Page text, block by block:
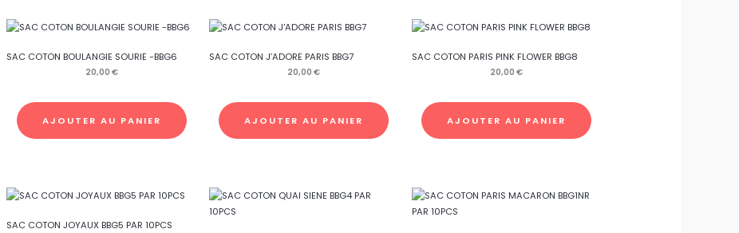
SAC COTON BOULANGIE SOURIE -BBG6
20,00 €
AJOUTER AU PANIER
SAC COTON J’ADORE PARIS BBG7
20,00€
AJOUTER AU PANIER
SAC COTON PARIS PINK FLOWER BBG8
20,00€
AJOUTER AU PANIER
SAC COTON JOYAUX BBG5 PAR 10PCS